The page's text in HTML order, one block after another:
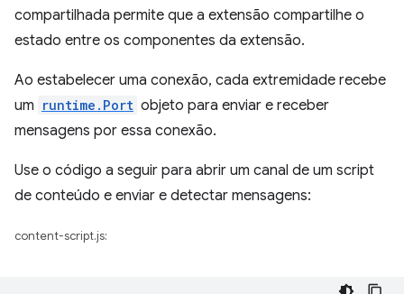
compartilhada permite que a extensão compartilhe o
estado entre os componentes da extensão.
Ao estabelecer uma conexão, cada extremidade recebe
um runtime.Port objeto para enviar e receber
mensagens por essa conexão.
Use o código a seguir para abrir um canal de um script
de conteúdo e enviar e detectar mensagens:
content-script.js: